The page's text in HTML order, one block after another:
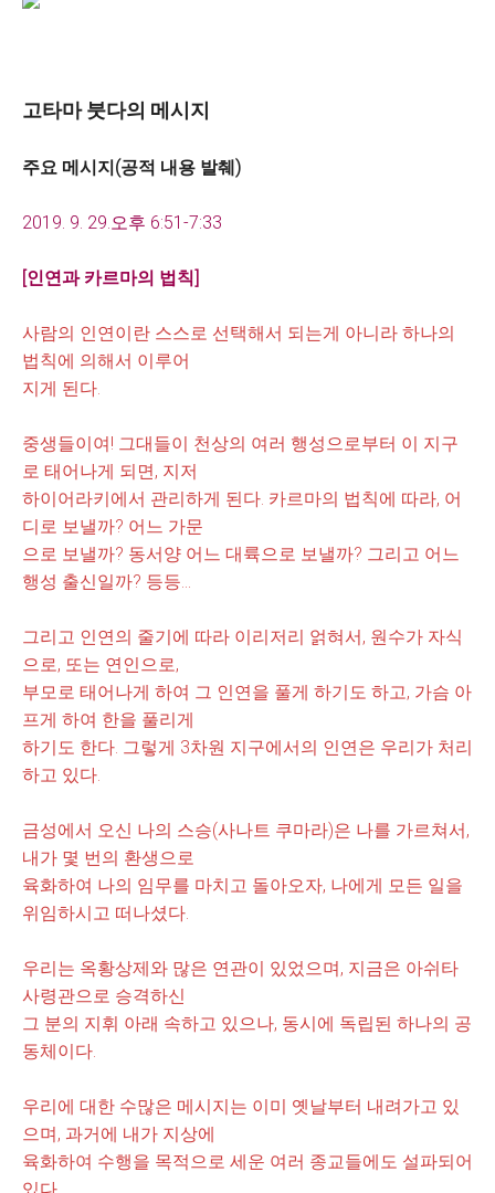
고타마 붓다의 메시지
주요 메시지(공적 내용 발췌)
2019. 9. 29.오후 6:51-7:33
[인연과 카르마의 법칙]
사람의 인연이란 스스로 선택해서 되는게 아니라 하나의
법칙에 의해서 이루어
지게 된다.
중생들이여! 그대들이 천상의 여러 행성으로부터 이 지구
로 태어나게 되면, 지저
하이어라키에서 관리하게 된다. 카르마의 법칙에 따라, 어
디로 보낼까? 어느 가문
으로 보낼까? 동서양 어느 대륙으로 보낼까? 그리고 어느
행성 출신일까? 등등...
그리고 인연의 줄기에 따라 이리저리 얽혀서, 원수가 자식
으로, 또는 연인으로,
부모로 태어나게 하여 그 인연을 풀게 하기도 하고, 가슴 아
프게 하여 한을 풀리게
하기도 한다. 그렇게 3차원 지구에서의 인연은 우리가 처리
하고 있다.
금성에서 오신 나의 스승(사나트 쿠마라)은 나를 가르쳐서,
내가 몇 번의 환생으로
육화하여 나의 임무를 마치고 돌아오자, 나에게 모든 일을
위임하시고 떠나셨다.
우리는 옥황상제와 많은 연관이 있었으며, 지금은 아쉬타
사령관으로 승격하신
그 분의 지휘 아래 속하고 있으나, 동시에 독립된 하나의 공
동체이다.
우리에 대한 수많은 메시지는 이미 옛날부터 내려가고 있
으며, 과거에 내가 지상에
육화하여 수행을 목적으로 세운 여러 종교들에도 설파되어